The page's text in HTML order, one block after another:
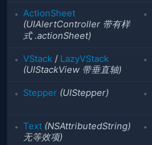
ActionSheet
(UIAlertController 带有样
式 .actionSheet)
VStack / LazyVStack
(UIStackView 带垂直轴)
Stepper (UIStepper)
Text (NSAttributedString)
无等效项)